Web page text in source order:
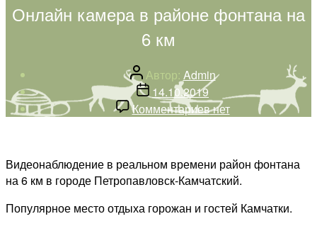
Онлайн камера в районе фонтана на
6 км
Автор
записи
Автор: Admin
Дата
записи
14.10.2019
Комментариевк
камера
в
районе
фонтана
нет
Видеонаблюдение в реальном времени район фонтана
на 6 км в городе Петропавловск-Камчатский.
Популярное место отдыха горожан и гостей Камчатки.